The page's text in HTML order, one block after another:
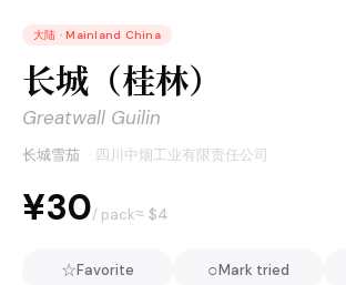
大陆 · Mainland China
长城（桂林）
Greatwall Guilin
长城雪茄 · 四川中烟工业有限责任公司
¥30/ pack≈ $4
☆Favorite ○Mark tried